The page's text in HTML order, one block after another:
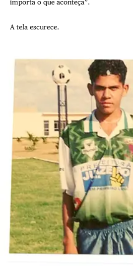
importa o que aconteça”.
A tela escurece.